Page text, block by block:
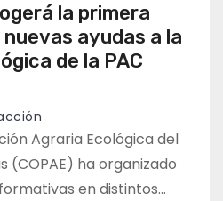
la primera
ayudas a la
de la PAC
Agraria Ecológica del
(COPAE) ha organizado
en distintos…